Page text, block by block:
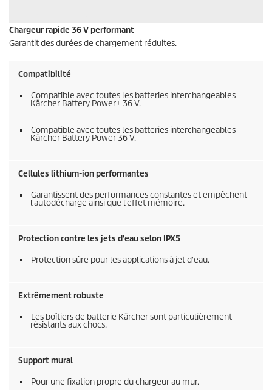
Chargeur rapide 36 V performant
Garantit des durées de chargement réduites.
Compatibilité
Compatible avec toutes les batteries interchangeables
Kärcher Battery Power+ 36 V.
Compatible avec toutes les batteries interchangeables
Kärcher Battery Power 36 V.
Cellules lithium-ion performantes
Garantissent des performances constantes et empêchent
l'autodécharge ainsi que l'effet mémoire.
Protection contre les jets d'eau selon IPX5
Protection sûre pour les applications à jet d'eau.
Extrêmement robuste
Les boîtiers de batterie Kärcher sont particulièrement
résistants aux chocs.
Support mural
Pour une fixation propre du chargeur au mur.